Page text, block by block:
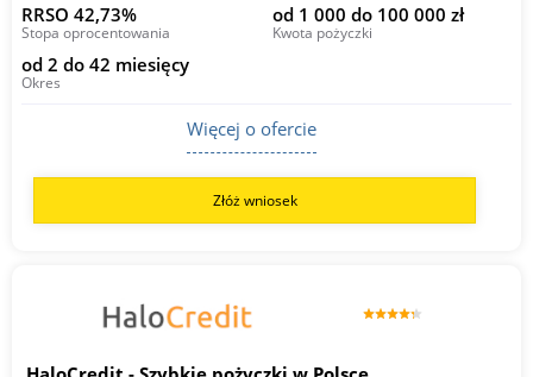
RRSO 42,73%
Stopa oprocentowania
od 1 000 do 100 000 zł
Kwota pożyczki
od 2 do 42 miesięcy
Okres
Więcej o ofercie
Złóż wniosek